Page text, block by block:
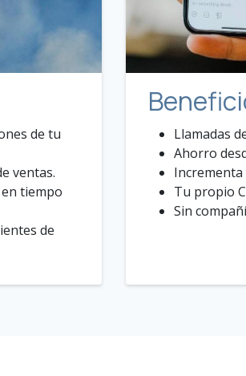
de tu
ventas.
tiempo
de
Llamadas
Ahorro
Tu propio
Sin